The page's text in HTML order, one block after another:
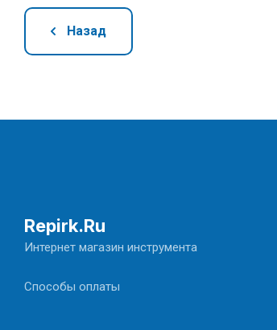
Назад
Repirk.Ru
Интернет магазин инструмента
Способы оплаты